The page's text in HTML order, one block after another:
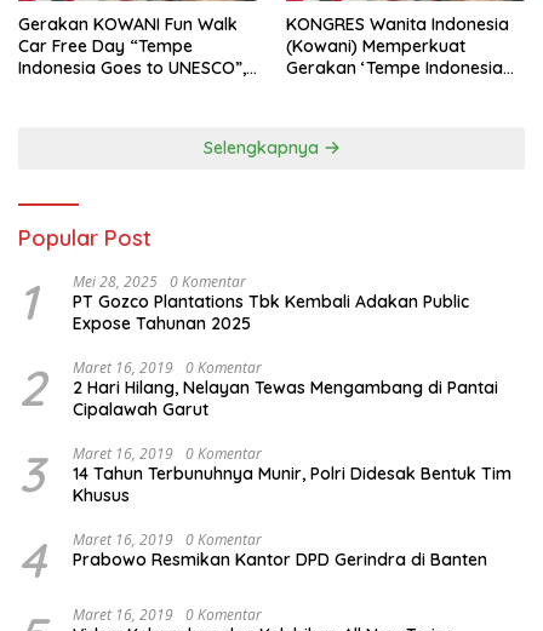
Gerakan KOWANI Fun Walk
Car Free Day “Tempe
Indonesia Goes to UNESCO”,
KONGRES Wanita Indonesia
(Kowani) Memperkuat
Gerakan ‘Tempe Indonesia
Selengkapnya
Popular Post
1 Mei 28, 2025 0 Komentar
PT Gozco Plantations Tbk Kembali Adakan Public
Expose Tahunan 2025
2 Maret 16, 2019 0 Komentar
2 Hari Hilang, Nelayan Tewas Mengambang di Pantai
Cipalawah Garut
3 Maret 16, 2019 0 Komentar
14 Tahun Terbunuhnya Munir, Polri Didesak Bentuk Tim
Khusus
4 Maret 16, 2019 0 Komentar
Prabowo Resmikan Kantor DPD Gerindra di Banten
Maret 16, 2019 0 Komentar